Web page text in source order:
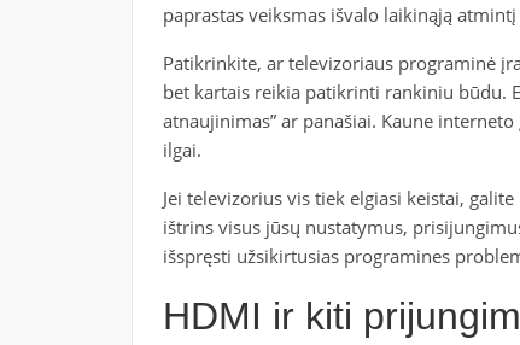
paprastas veiksmas išvalo laikinąją
Patikrinkite, ar televizoriaus programinė
bet kartais reikia patikrinti rankiniu būdu.
atnaujinimas” ar panašiai. Kaune
ilgai.
Jei televizorius vis tiek elgiasi keistai,
ištrins visus jūsų nustatymus,
išspręsti užsikirtusias programines
HDMI ir kiti